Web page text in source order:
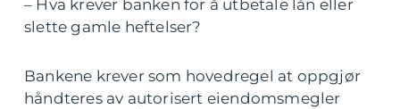
– Hva krever banken for å utbetale lån eller
slette gamle heftelser?
Bankene krever som hovedregel at oppgjør
håndteres av autorisert eiendomsmegler